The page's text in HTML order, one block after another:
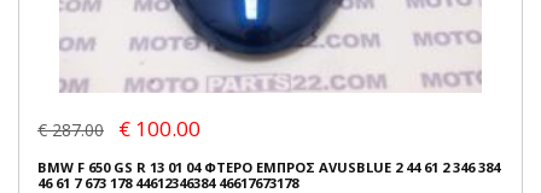
€ 287.00 € 100.00
BMW F 650 GS R 13 01 04 ΦΤΕΡΟ ΕΜΠΡΟΣ AVUSBLUE 2 44 61 2 346 384
46 61 7 673 178 44612346384 46617673178